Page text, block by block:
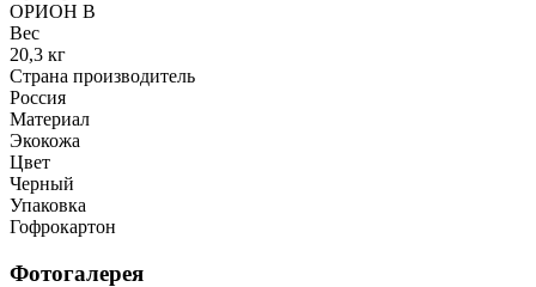
ОРИОН В
Вес
20,3 кг
Страна производитель
Россия
Материал
Экокожа
Цвет
Черный
Упаковка
Гофрокартон
Фотогалерея